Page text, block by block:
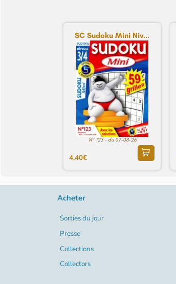
SC Sudoku Mini Niv...
N° 123 - du 07-08-26
4,40€
Acheter
Sorties du jour
Presse
Collections
Collectors